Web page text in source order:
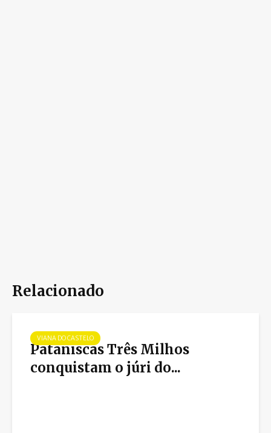
Relacionado
VIANA DO CASTELO
Pataniscas Três Milhos
conquistam o júri do...